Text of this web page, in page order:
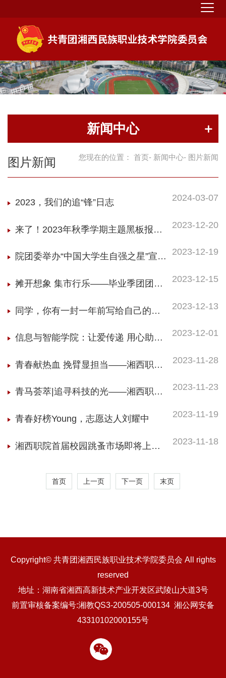
新闻中心
您现在的位置： 首页- 新闻中心- 图片新闻
图片新闻
2024-03-07
2023，我们的追“锋”日志
2023-12-20
来了！2023年秋季学期主题黑板报展
2023-12-19
院团委举办“中国大学生自强之星”宣讲
2023-12-15
摊开想象 集市行乐——毕业季团团邀
2023-12-13
同学，你有一封一年前写给自己的
2023-12-01
信息与智能学院：让爱传递 用心助学
2023-11-28
青春献热血 挽臂显担当——湘西职院
2023-11-23
青马荟萃|追寻科技的光——湘西职院
2023-11-19
青春好榜Young，志愿达人刘耀中
2023-11-18
湘西职院首届校园跳蚤市场即将上
首页 上一页 下一页 末页
Copyright© 共青团湘西民族职业技术学院委员会 All rights
reserved
地址：湖南省湘西高新技术产业开发区武陵山大道3号
前置审核备案编号:湘教QS3-200505-000134 湘公网安备
43310102000155号